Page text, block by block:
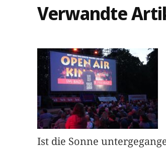
Verwandte
Ist die Sonne